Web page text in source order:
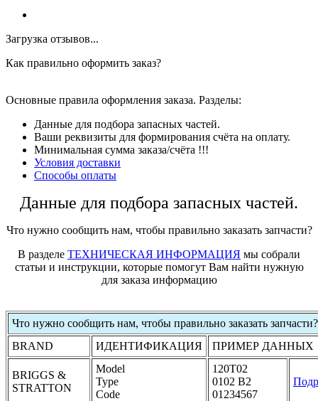
Загрузка отзывов...
Как правильно оформить заказ?
Основные правила оформления заказа. Разделы:
Данные для подбора запасных частей.
Ваши реквизиты для формирования счёта на оплату.
Минимальная сумма заказа/счёта !!!
Условия доставки
Способы оплаты
Данные для подбора запасных частей.
Что нужно сообщить нам, чтобы правильно заказать запчасти?
В разделе ТЕХНИЧЕСКАЯ ИНФОРМАЦИЯ мы собрали
статьи и инструкции, которые помогут Вам найти нужную
для заказа информацию
Что нужно сообщить нам, чтобы правильно заказать запчасти?
BRAND
ИДЕНТИФИКАЦИЯ ПРИМЕР ДАННЫХ
BRIGGS &
STRATTON
Model
Type
Code
120T02
0102 B2
01234567